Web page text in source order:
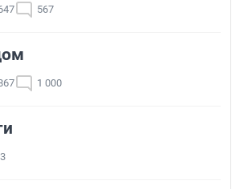
567
1 000